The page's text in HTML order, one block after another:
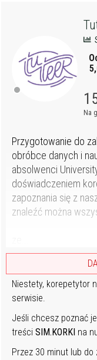
Na
Przygotowanie do
obróbce danych i
absolwenci
doświadczeniem
zapoznania się z
znaleźć można
Niestety, korepetytor
serwisie.
Jeśli chcesz poznać
treściSIM.KORKI na
Przez 30 minut lub